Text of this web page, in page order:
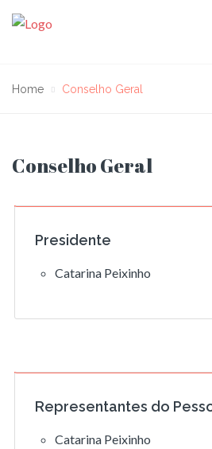
Home Conselho Geral
Conselho Geral
Presidente
Catarina Peixinho
Representantes do
Catarina Peixinho